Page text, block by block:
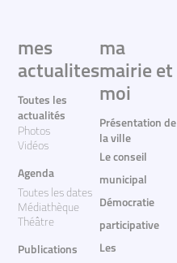
mes
actualites
Toutes les
actualités
Photos
Vidéos
Agenda
Toutes les dates
Médiathèque
Théâtre
Publications
ma
mairie et
moi
Présentation de
la ville
Le conseil
municipal
Démocratie
participative
Les